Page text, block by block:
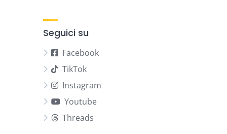
Seguici su
Facebook
TikTok
Instagram
Youtube
Threads